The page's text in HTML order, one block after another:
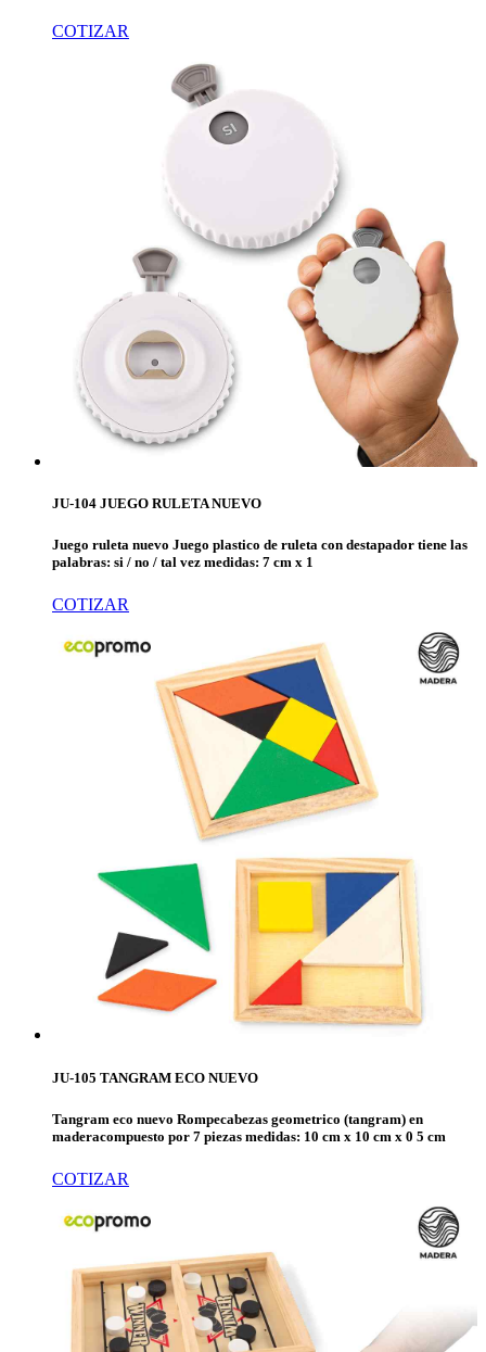
COTIZAR
JU-104 JUEGO RULETA NUEVO
Juego ruleta nuevo Juego plastico de ruleta con destapador tiene las
palabras: si / no / tal vez medidas: 7 cm x 1
COTIZAR
JU-105 TANGRAM ECO NUEVO
Tangram eco nuevo Rompecabezas geometrico (tangram) en
maderacompuesto por 7 piezas medidas: 10 cm x 10 cm x 0 5 cm
COTIZAR